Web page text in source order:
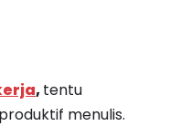
, tentu
menulis.